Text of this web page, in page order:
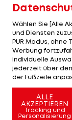
Wiesberger
wieder
Für
Halbzeit kein
die vierte
Schlägen (+4)
280 rutscht er
"Nicht das
Wählen Sie [Alle
und Diensten
PUR Modus, ohne
Werbung
individuelle
jederzeit über den
der Fußzeile
ALLE
AKZEPTIEREN
Tracking und
Personalisierung